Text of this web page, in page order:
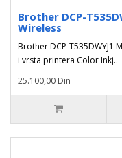
Brother DCP-
Wireless
Brother DCP-T535DWYJ1
i vrsta printera Color Inkj..
25.100,00 Din